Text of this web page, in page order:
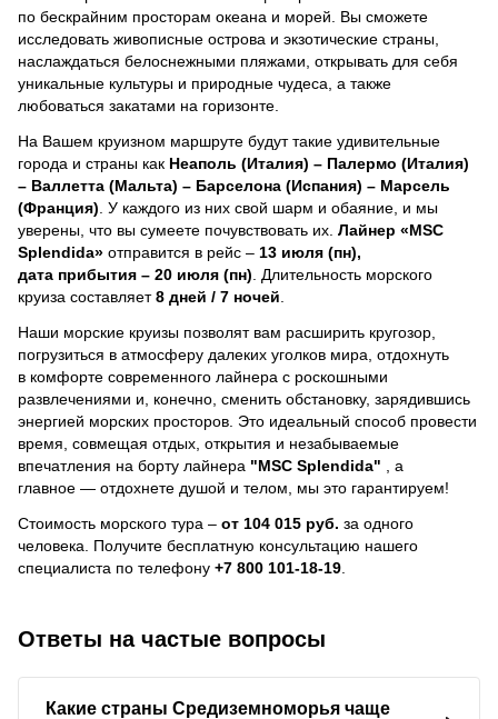
по бескрайним просторам океана и морей. Вы сможете
исследовать живописные острова и экзотические страны,
наслаждаться белоснежными пляжами, открывать для себя
уникальные культуры и природные чудеса, а также
любоваться закатами на горизонте.
На Вашем круизном маршруте будут такие удивительные
города и страны как Неаполь (Италия) – Палермо (Италия)
– Валлетта (Мальта) – Барселона (Испания) – Марсель
(Франция) . У каждого из них свой шарм и обаяние, и мы
уверены, что вы сумеете почувствовать их. Лайнер «MSC
Splendida» отправится в рейс – 13 июля (пн),
дата прибытия – 20 июля (пн) . Длительность морского
круиза составляет8 дней / 7 ночей
Наши морские круизы позволят вам расширить кругозор,
погрузиться в атмосферу далеких уголков мира, отдохнуть
в комфорте современного лайнера с роскошными
развлечениями и, конечно, сменить обстановку, зарядившись
энергией морских просторов. Это идеальный способ провести
время, совмещая отдых, открытия и незабываемые
впечатления на борту лайнера "MSC Splendida"
, a
главное — отдохнете душой и телом, мы это гарантируем!
Стоимость морского тура – от 104 015 руб. за одного
человека. Получите бесплатную консультацию нашего
специалиста по телефону +7 800 101-18-19
Ответы на частые вопросы
Какие страны Средиземноморья чаще